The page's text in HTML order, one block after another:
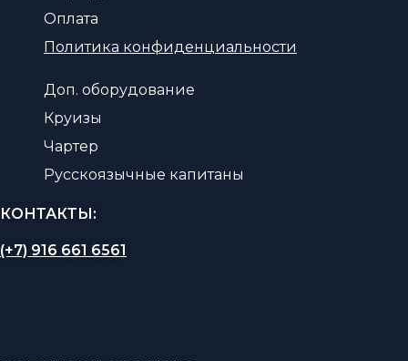
Оплата
Политика конфиденциальности
Доп. оборудование
Круизы
Чартер
Русскоязычные капитаны
КОНТАКТЫ:
(+7) 916 661 6561